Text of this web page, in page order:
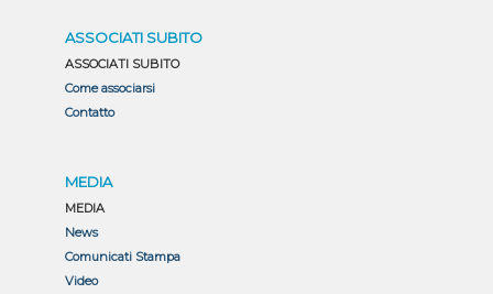
ASSOCIATI SUBITO
ASSOCIATI SUBITO
Come associarsi
Contatto
MEDIA
MEDIA
News
Comunicati Stampa
Video